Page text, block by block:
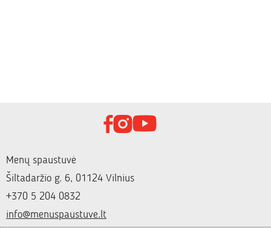
Menų spaustuvė
Šiltadaržio g. 6, 01124 Vilnius
+370 5 204 0832
info@menuspaustuve.lt